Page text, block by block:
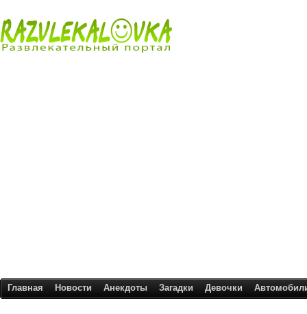
Главная Новости Анекдоты Загадки Девочки